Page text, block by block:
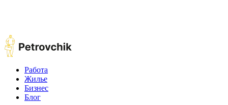
Работа
Жилье
Бизнес
Блог